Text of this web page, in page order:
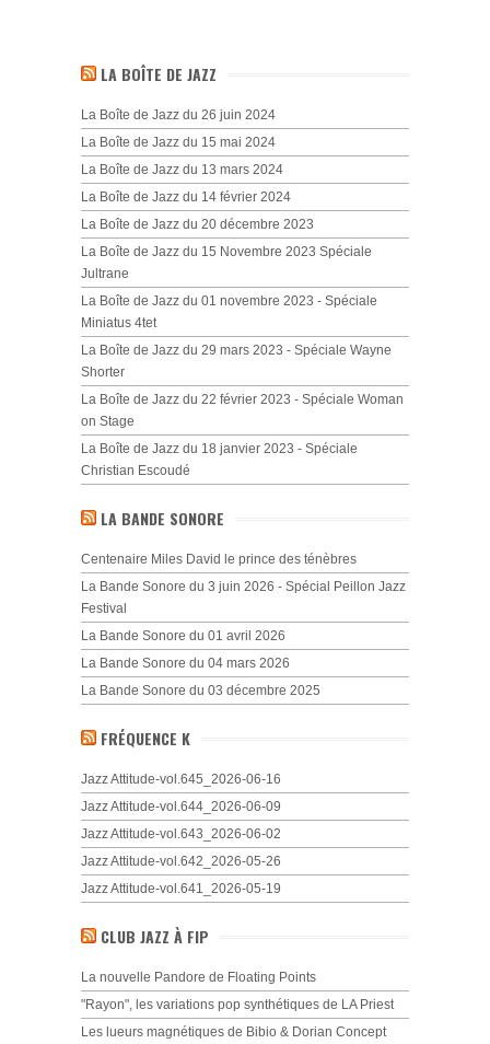
LA BOÎTE DE JAZZ
La Boîte de Jazz du 26 juin 2024
La Boîte de Jazz du 15 mai 2024
La Boîte de Jazz du 13 mars 2024
La Boîte de Jazz du 14 février 2024
La Boîte de Jazz du 20 décembre 2023
La Boîte de Jazz du 15 Novembre 2023 Spéciale
Jultrane
La Boîte de Jazz du 01 novembre 2023 - Spéciale
Miniatus 4tet
La Boîte de Jazz du 29 mars 2023 - Spéciale Wayne
Shorter
La Boîte de Jazz du 22 février 2023 - Spéciale Woman
on Stage
La Boîte de Jazz du 18 janvier 2023 - Spéciale
Christian Escoudé
LA BANDE SONORE
Centenaire Miles David le prince des ténèbres
La Bande Sonore du 3 juin 2026 - Spécial Peillon Jazz
Festival
La Bande Sonore du 01 avril 2026
La Bande Sonore du 04 mars 2026
La Bande Sonore du 03 décembre 2025
FRÉQUENCE K
Jazz Attitude-vol.645_2026-06-16
Jazz Attitude-vol.644_2026-06-09
Jazz Attitude-vol.643_2026-06-02
Jazz Attitude-vol.642_2026-05-26
Jazz Attitude-vol.641_2026-05-19
CLUB JAZZ À FIP
La nouvelle Pandore de Floating Points
"Rayon", les variations pop synthétiques de LA Priest
Les lueurs magnétiques de Bibio & Dorian Concept